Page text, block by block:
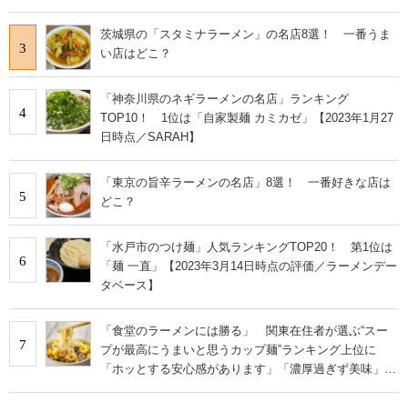
3
茨城県の「スタミナラーメン」の名店8選！ 一番うま
い店はどこ？
4
「神奈川県のネギラーメンの名店」ランキング
TOP10！ 1位は「自家製麺 カミカゼ」【2023年1月27
日時点／SARAH】
5
「東京の旨辛ラーメンの名店」8選！ 一番好きな店は
どこ？
6
「水戸市のつけ麺」人気ランキングTOP20！ 第1位は
「麺 一直」【2023年3月14日時点の評価／ラーメンデー
タベース】
7
「食堂のラーメンには勝る」 関東在住者が選ぶ“スー
プが最高にうまいと思うカップ麺”ランキング上位に
「ホッとする安心感があります」「濃厚過ぎず美味」の